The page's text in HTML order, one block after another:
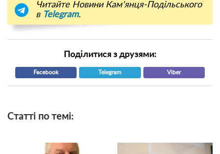
Читайте Новини Кам'янця-Подільського
в Telegram.
Поділитися з друзями:
Facebook Telegram Viber
Статті по темі: